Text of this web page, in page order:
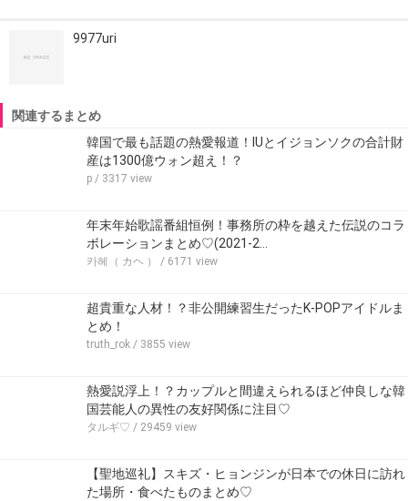
9977uri
関連するまとめ
韓国で最も話題の熱愛報道！IUとイジョンソクの合計財
産は1300億ウォン超え！？
p / 3317 view
年末年始歌謡番組恒例！事務所の枠を越えた伝説のコラ
ボレーションまとめ♡(2021-2…
카헤（ カヘ ） / 6171 view
超貴重な人材！？非公開練習生だったK-POPアイドルま
とめ！
truth_rok / 3855 view
熱愛説浮上！？カップルと間違えられるほど仲良しな韓
国芸能人の異性の友好関係に注目♡
タルギ♡ / 29459 view
【聖地巡礼】スキズ・ヒョンジンが日本での休日に訪れ
た場所・食べたものまとめ♡